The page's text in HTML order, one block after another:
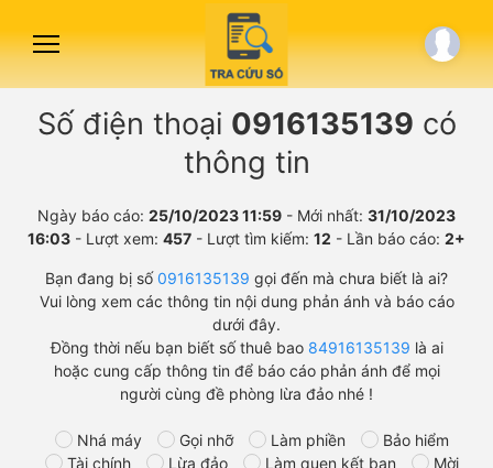
Số điện thoại 0916135139 có
thông tin
Ngày báo cáo: 25/10/2023 11:59 - Mới nhất: 31/10/2023
16:03 - Lượt xem: 457 - Lượt tìm kiếm: 12 - Lần báo cáo: 2+
Bạn đang bị số0916135139 gọi đến mà chưa biết là ai?
Vui lòng xem các thông tin nội dung phản ánh và báo cáo
dưới đây.
Đồng thời nếu bạn biết số thuê bao 84916135139 là ai
hoặc cung cấp thông tin để báo cáo phản ánh để mọi
người cùng đề phòng lừa đảo nhé !
Nhá máy Gọi nhỡ Làm phiền
Bảo hiểm
Tài chính
Lừa đảo Làm quen kết bạn
Mời